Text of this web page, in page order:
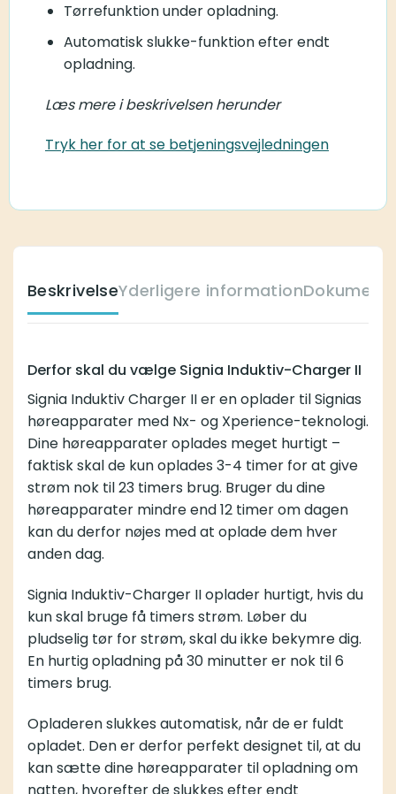
Tørrefunktion under opladning.
Automatisk slukke-funktion efter endt
opladning.
Læs mere i beskrivelsen herunder
Tryk her for at se betjeningsvejledningen
BeskrivelseYderligere information
Derfor skal du vælge Signia Induktiv-Charger II
Signia Induktiv Charger II er en oplader til Signias
høreapparater med Nx- og Xperience-teknologi.
Dine høreapparater oplades meget hurtigt –
faktisk skal de kun oplades 3-4 timer for at give
strøm nok til 23 timers brug. Bruger du dine
høreapparater mindre end 12 timer om dagen
kan du derfor nøjes med at oplade dem hver
anden dag.
Signia Induktiv-Charger II oplader hurtigt, hvis du
kun skal bruge få timers strøm. Løber du
pludselig tør for strøm, skal du ikke bekymre dig.
En hurtig opladning på 30 minutter er nok til 6
timers brug.
Opladeren slukkes automatisk, når de er fuldt
opladet. Den er derfor perfekt designet til, at du
kan sætte dine høreapparater til opladning om
natten, hvorefter de slukkes efter endt